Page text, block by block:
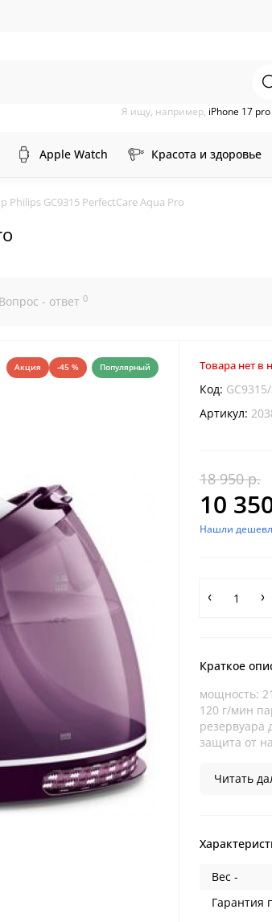
Я ищу, например, iPhone 17
Apple Watch Красота и здоровье
Philips GC9315 PerfectCare Aqua Pro
Вопрос - ответ 0
Акция -45 % Популярный Товара нет в
Код:
Артикул:
18 950 р.
10
Нашли
Краткое
мощность:
120 г/мин
резервуара
защита от
Читать
Вес -
Гарантия